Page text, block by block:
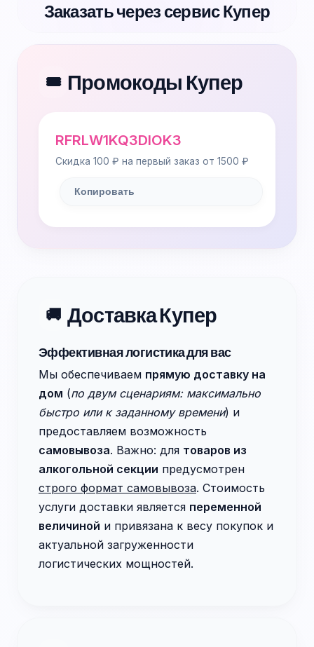
Заказать через сервис Купер
🎟️ Промокоды Купер
RFRLW1KQ3DIOK3
Скидка 100 ₽ на первый заказ от 1500 ₽
Копировать
🚚 Доставка Купер
Эффективная логистика для вас
Мы обеспечиваем прямую доставку на
дом (по двум сценариям: максимально
быстро или к заданному времени) и
предоставляем возможность
самовывоза. Важно: для товаров из
алкогольной секции предусмотрен
строго формат самовывоза. Стоимость
услуги доставки является переменной
величиной и привязана к весу покупок и
актуальной загруженности
логистических мощностей.